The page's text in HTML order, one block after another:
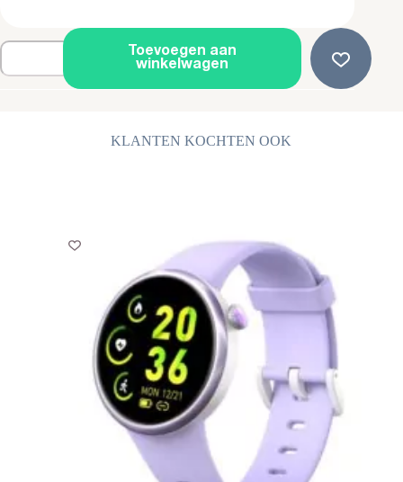
Oorringen
-
Toevoegen aan
winkelwagen
KLANTEN KOCHTEN OOK